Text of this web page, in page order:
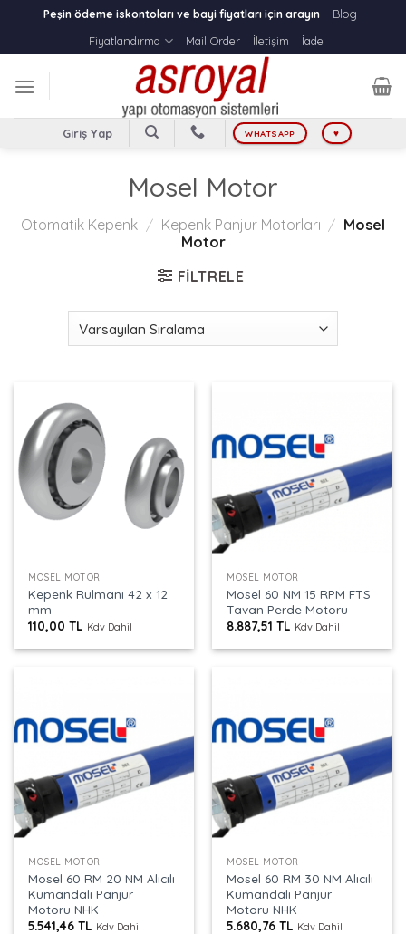
content
Peşin ödeme iskontoları ve bayi fiyatları için arayın
Blog
Fiyatlandırma
Mail Order İletişim İade
Giriş Yap WHATSAPP ♥
Mosel Motor
Otomatik Kepenk / Kepenk Panjur Motorları / Mosel
Motor
FILTRELE
MOSEL MOTOR
Kepenk Rulmanı 42 x 12
mm
110,00TL Kdv Dahil
MOSEL MOTOR
Mosel 60 NM 15 RPM FTS
Tavan Perde Motoru
8.887,51TL Kdv Dahil
MOSEL MOTOR
Mosel 60 RM 20 NM Alıcılı
Kumandalı Panjur
Motoru NHK
5.541,46TL Kdv Dahil
MOSEL MOTOR
Mosel 60 RM 30 NM Alıcılı
Kumandalı Panjur
Motoru NHK
5.680,76TL Kdv Dahil